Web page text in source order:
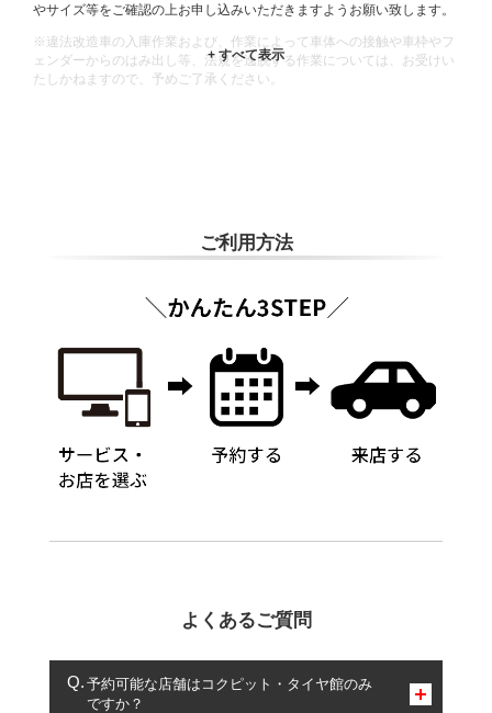
やサイズ等をご確認の上お申し込みいただきますようお願い致します。
※違法改造車の入庫作業および、作業によって車体への接触や車枠やフ
ェンダーからのはみ出し等、法規を逸脱する作業については、お受けい
たしかねますので、予めご了承ください。
ご利用方法
よくあるご質問
予約可能な店舗はコクピット・タイヤ館のみ
ですか？